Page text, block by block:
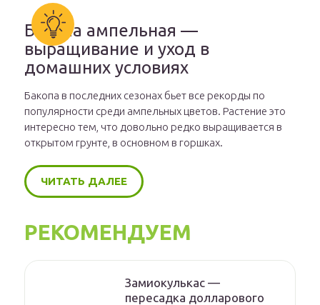
Бакопа ампельная —
выращивание и уход в
домашних условиях
Бакопа в последних сезонах бьет все рекорды по
популярности среди ампельных цветов. Растение это
интересно тем, что довольно редко выращивается в
открытом грунте, в основном в горшках.
ЧИТАТЬ ДАЛЕЕ
РЕКОМЕНДУЕМ
Замиокулькас —
пересадка долларового